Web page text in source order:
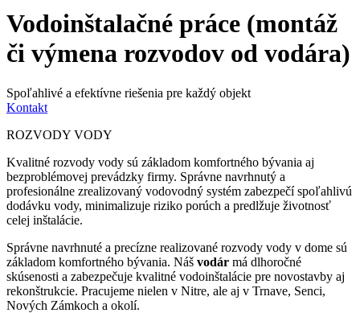
Vodoinštalačné práce (montáž
či výmena rozvodov od vodára)
Spoľahlivé a efektívne riešenia pre každý objekt
Kontakt
ROZVODY VODY
Kvalitné rozvody vody sú základom komfortného bývania aj
bezproblémovej prevádzky firmy. Správne navrhnutý a
profesionálne zrealizovaný vodovodný systém zabezpečí spoľahlivú
dodávku vody, minimalizuje riziko porúch a predlžuje životnosť
celej inštalácie.
Správne navrhnuté a precízne realizované rozvody vody v dome sú
základom komfortného bývania. Náš vodár má dlhoročné
skúsenosti a zabezpečuje kvalitné vodoinštalácie pre novostavby aj
rekonštrukcie. Pracujeme nielen v Nitre, ale aj v Trnave, Senci,
Nových Zámkoch a okolí.